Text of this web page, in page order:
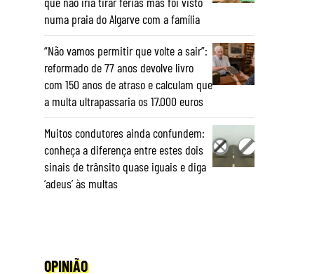
numa praia do Algarve com a família
“Não vamos permitir que volte a sair”:
reformado de 77 anos devolve livro
com 150 anos de atraso e calculam que
a multa ultrapassaria os 17.000 euros
Muitos condutores ainda confundem:
conheça a diferença entre estes dois
sinais de trânsito quase iguais e diga
‘adeus’ às multas
OPINIÃO